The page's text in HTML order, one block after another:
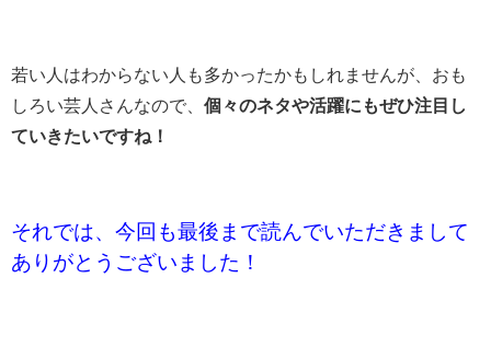
若い人はわからない人も多かったかもしれませんが、おも
しろい芸人さんなので、 個々のネタや活躍にもぜひ注目し
ていきたいですね！
それでは、今回も最後まで読んでいただきまして
ありがとうございました！